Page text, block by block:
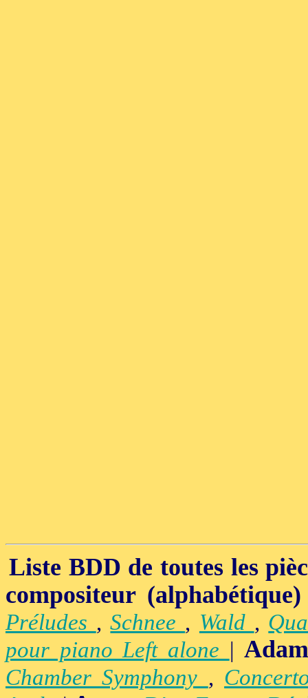
Liste BDD de toutes les
compositeur (alphabétique)
Préludes ,Schnee , Wald ,
pour piano Left alone |
Chamber Symphony ,